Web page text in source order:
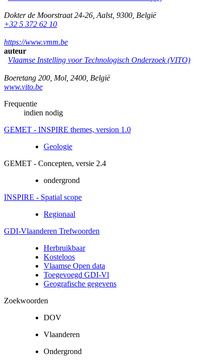
Dokter de Moorstraat 24-26 Aalst, 9300 België
+32 5 372 62 10
https://www.vmm.be
auteur
Vlaamse Instelling voor Technologisch Onderzoek (VITO)
Boeretang 200 Mol 2400 België
www.vito.be
Frequentie
indien nodig
GEMET - INSPIRE themes, version 1.0
Geologie
GEMET - Concepten, versie 2.4
ondergrond
INSPIRE - Spatial scope
Regionaal
GDI-Vlaanderen Trefwoorden
Herbruikbaar
Kosteloos
Vlaamse Open data
Toegevoegd GDI-Vl
Geografische gegevens
Zoekwoorden
DOV
Vlaanderen
Ondergrond